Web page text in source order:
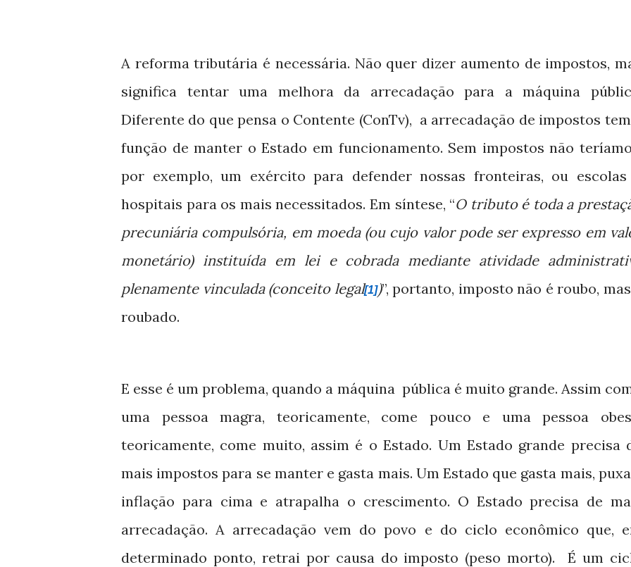
A reforma tributária é necessária. Não quer dizer aumento de impostos,
significa tentar uma melhora da arrecadação para a máquina
Diferente do que pensa o Contente (ConTv), a arrecadação de impostos
função de manter o Estado em funcionamento. Sem impostos não
por exemplo, um exército para defender nossas fronteiras, ou
hospitais para os mais necessitados. Em síntese, “O tributo é toda a
precuniária compulsória, em moeda (ou cujo valor pode ser expresso em
monetário) instituída em lei e cobrada mediante atividade
plenamente vinculada (conceito legal[1])”, portanto, imposto não é roubo,
roubado.
E esse é um problema, quando a máquina pública é muito grande. Assim
uma pessoa magra, teoricamente, come pouco e uma pessoa
teoricamente, come muito, assim é o Estado. Um Estado grande precisa
mais impostos para se manter e gasta mais. Um Estado que gasta mais,
inflação para cima e atrapalha o crescimento. O Estado precisa de
arrecadação. A arrecadação vem do povo e do ciclo econômico que,
determinado ponto, retrai por causa do imposto (peso morto).
É um